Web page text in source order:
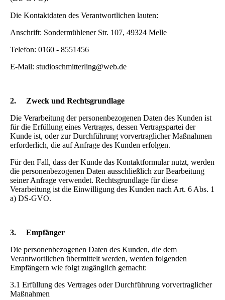
Die Kontaktdaten des Verantwortlichen lauten:
Anschrift: Sondermühlener Str. 107, 49324 Melle
Telefon: 0160 - 8551456
E-Mail: studioschmitterling@web.de
2. Zweck und Rechtsgrundlage
Die Verarbeitung der personenbezogenen Daten des Kunden ist
für die Erfüllung eines Vertrages, dessen Vertragspartei der
Kunde ist, oder zur Durchführung vorvertraglicher Maßnahmen
erforderlich, die auf Anfrage des Kunden erfolgen.
Für den Fall, dass der Kunde das Kontaktformular nutzt, werden
die personenbezogenen Daten ausschließlich zur Bearbeitung
seiner Anfrage verwendet. Rechtsgrundlage für diese
Verarbeitung ist die Einwilligung des Kunden nach Art. 6 Abs. 1
a) DS-GVO.
3. Empfänger
Die personenbezogenen Daten des Kunden, die dem
Verantwortlichen übermittelt werden, werden folgenden
Empfängern wie folgt zugänglich gemacht:
3.1 Erfüllung des Vertrages oder Durchführung vorvertraglicher
Maßnahmen